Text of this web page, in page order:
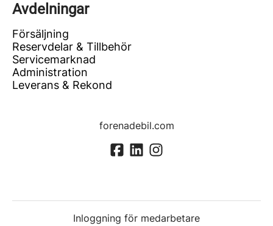
Avdelningar
Försäljning
Reservdelar & Tillbehör
Servicemarknad
Administration
Leverans & Rekond
forenadebil.com
Inloggning för medarbetare